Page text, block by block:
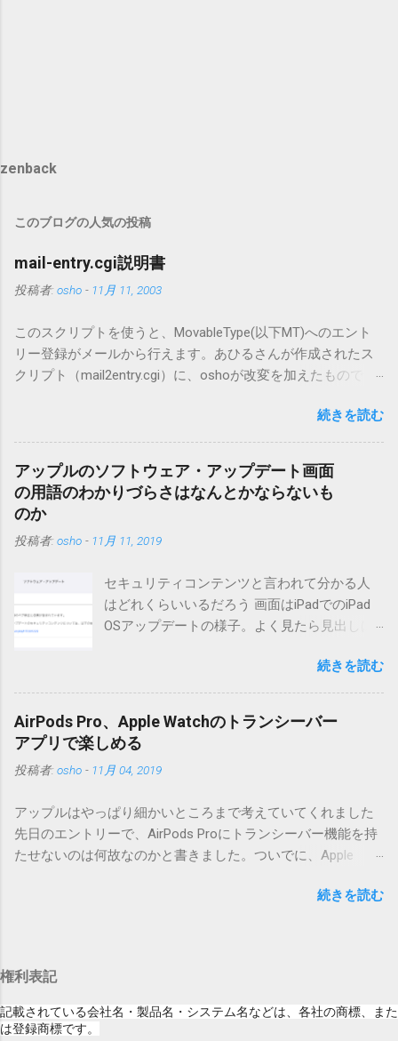
zenback
このブログの人気の投稿
mail-entry.cgi説明書
投稿者: osho - 11月 11, 2003
このスクリプトを使うと、MovableType(以下MT)へのエント
リー登録がメールから行えます。あひるさんが作成されたス
クリプト（mail2entry.cgi）に、oshoが改変を加えたもので
ーも出来ます。 バージョン0.5.3以降の動作確認はMT3.11で行
っています。0.5.2まではMT2.661で確認していました。0.5.3以
降もたぶん動くと思います。 現在のバージョンは0.5.3です。
（2004/12/4リリース）※0.6.3を公開しています。まだ心配な
点が多いため、こちらにはリンクしていません。安定を求め
る方は0.5.3を、新版の機能が必要な方は0.6.3をご利用くださ
い。 こちら からどうぞ。 0.3.6までのバージョンに、エント
版へのアップデートを強くお勧めしてます。 mail-entry.zipを
ダウンロードするにはここをクリックしてください。
（Windowsから解凍したフォルダを見ると「_MACOSX」とい
りませんので無視してください。MacOS XでZIP圧縮している
ため、Mac独自のファイル情報が含まれてしまうようで
す。） Ver.0.3.0以降用の差分ファイルはこちら 。ZIP圧縮して
まとめてあります。いまのバージョン番号と同じバージョン
合は一つずつ順に適用していく必要があります。0.5.0以降
ません。改造してる方向けに、バージョンアップポイントを
お知らせするのが主な目的となっています。 まずはどんなふ
うに使うものか説明し、設置方法は後述します。 使い方 メー
ル本文の1行目にauthor（投稿者）を、2行目にカテゴリを、
追記項目（extend）として扱われますので、必要に応じて指
ん。また、<>の中の文字は、設...
続きを読む
アップルのソフトウェア・アップデート画面
の用語のわかりづらさはなんとかならないも
のか
投稿者: osho - 11月 11, 2019
セキュリティコンテンツと言われて分かる人
はどれくらいいるだろう 画面はiPadでのiPad
OSアップデートの様子。よく見たら見出しは
の名前としてはいまだにiOSのままとか、そん
な理由じゃないでしょうね。 それは混乱のも
ア・アップデートのセキュリティコンテンツ
については、以下のWebサイトをご覧くださ
い」の部分。 セキュリティコンテンツ…？ こ
す。人によってはここで悩んだ結果、アップ
デートをしない人も出てきそうですよ。アッ
プデートに限らず、分からないけどやってみ
が多いと思います。経験上の感覚ですけれ
定アイコンにアップデートがある旨のバッヂ
続きを読む
AirPods Pro、Apple Watchのトランシーバー
アプリで楽しめる
投稿者: osho - 11月 04, 2019
アップルはやっぱり細かいところまで考えていてくれました
先日のエントリーで、AirPods Proにトランシーバー機能を持
たせないのは何故なのかと書きました。ついでに、Apple
はiPhoneに接続してるから使えないじゃん云々を書いたので
Watchでトランシーバーアプリを起動すると、AirPodsはトラ
ンシーバーのために機能するようになります。Apple Watchの
画面上にある送信ボタン（黄色い大きな丸）を押している
続きを読む
権利表記
記載されている会社名・製品名・システム名などは、各社の商標、また
は登録商標です。